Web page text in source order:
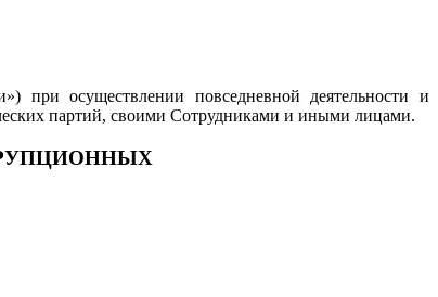
осуществлении повседневной деятельности и
партий, своими Сотрудниками и иными лицами.